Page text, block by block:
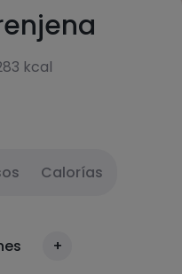
kcal
Calorías
+
la carne.